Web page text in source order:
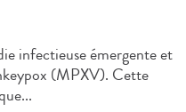
infectieuse émergente et
(MPXV). Cette